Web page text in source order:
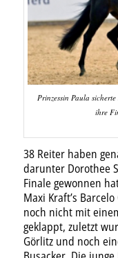
Prinzessin Paula
ihre
38 Reiter haben
darunter Dorothee
Finale gewonnen
Maxi Kraft’s
noch nicht mit
geklappt, zuletzt
Görlitz und noch